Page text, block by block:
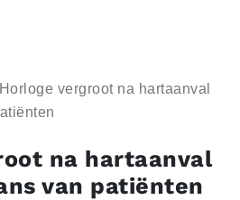
Horloge vergroot na hartaanval
na hartaanval
van patiënten